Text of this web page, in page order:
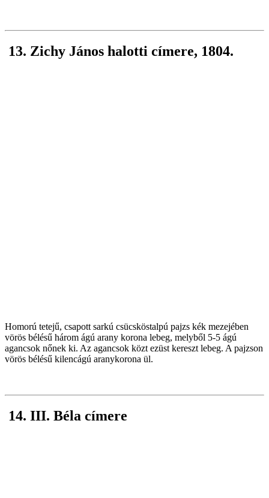
13. Zichy János halotti címere, 1804.
Homorú tetejű, csapott sarkú csücsköstalpú pajzs kék mezejében
vörös bélésű három ágú arany korona lebeg, melyből 5-5 ágú
agancsok nőnek ki. Az agancsok közt ezüst kereszt lebeg. A pajzson
vörös bélésű kilencágú aranykorona ül.
14. III. Béla címere